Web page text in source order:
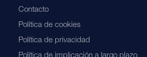
Contacto
Política de cookies
Política de privacidad